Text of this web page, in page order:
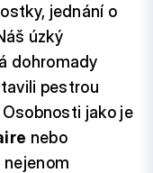
jednání o
úzký
dohromady
pestrou
jako je
nebo
nejenom